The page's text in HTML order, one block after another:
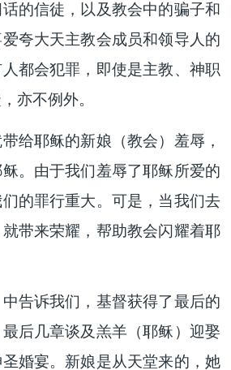
的信徒，以及教会中的骗子和
夸大天主教会成员和领导人的
都会犯罪，即使是主教、神职
亦不例外。
给耶稣的新娘（教会）羞辱，
。由于我们羞辱了耶稣所爱的
的罪行重大。可是，当我们去
带来荣耀，帮助教会闪耀着耶
告诉我们，基督获得了最后的
后几章谈及羔羊（耶稣）迎娶
婚宴。新娘是从天堂来的，她